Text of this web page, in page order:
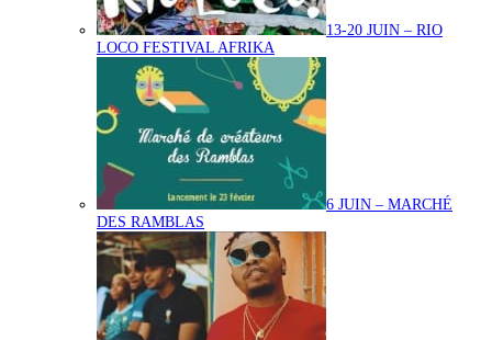
13-20 JUIN – RIO
LOCO FESTIVAL AFRIKA
6 JUIN – MARCHÉ
DES RAMBLAS